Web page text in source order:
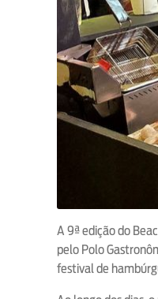
A 9ª edição do
pelo Polo
festival de